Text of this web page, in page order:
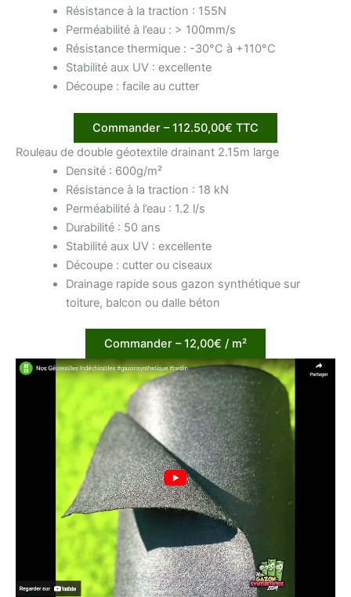
Résistance à la traction : 155N
Perméabilité à l’eau : > 100mm/s
Résistance thermique : -30°C à +110°C
Stabilité aux UV : excellente
Découpe : facile au cutter
Commander – 112.50,00€ TTC
Rouleau de double géotextile drainant 2.15m large
Densité : 600g/m²
Résistance à la traction : 18 kN
Perméabilité à l’eau : 1.2 l/s
Durabilité : 50 ans
Stabilité aux UV : excellente
Découpe : cutter ou ciseaux
Drainage rapide sous gazon synthétique sur
toiture, balcon ou dalle béton
Commander – 12,00€ / m²